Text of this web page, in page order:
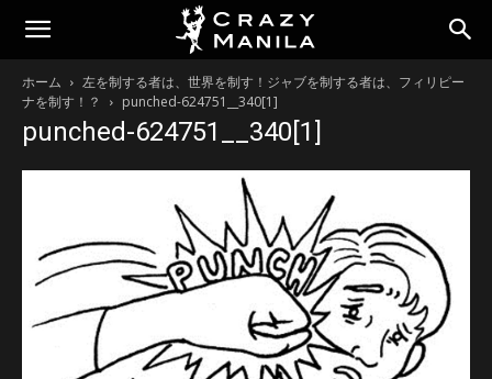
ホーム
左を制する者は、世界を制す！ジャブを制する者は、フィリピー
ナを制す！？
punched-624751__340[1]
punched-624751__340[1]